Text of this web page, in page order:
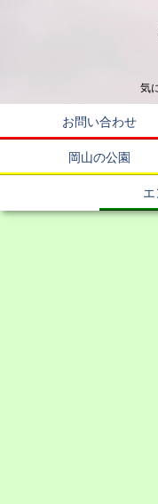
気
お問い合わせ
岡山の公園